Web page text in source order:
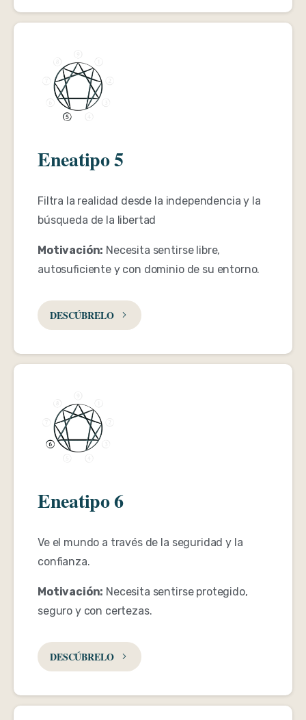
Eneatipo 5
Filtra la realidad desde la independencia y la
búsqueda de la libertad
Motivación: Necesita sentirse libre,
autosuficiente y con dominio de su entorno.
DESCÚBRELO
Eneatipo 6
Ve el mundo a través de la seguridad y la
confianza.
Motivación: Necesita sentirse protegido,
seguro y con certezas.
DESCÚBRELO